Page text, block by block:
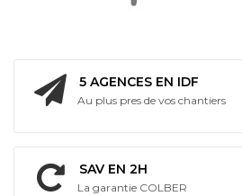
5 AGENCES EN IDF
Au plus pres de vos chantiers
SAV EN 2H
La garantie COLBER